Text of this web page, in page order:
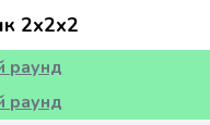
2x2x2
раунд
раунд